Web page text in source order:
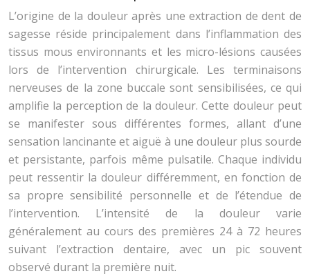
L’origine de la douleur après une extraction de dent de
sagesse réside principalement dans l’inflammation des
tissus mous environnants et les micro-lésions causées
lors de l’intervention chirurgicale. Les terminaisons
nerveuses de la zone buccale sont sensibilisées, ce qui
amplifie la perception de la douleur. Cette douleur peut
se manifester sous différentes formes, allant d’une
sensation lancinante et aiguë à une douleur plus sourde
et persistante, parfois même pulsatile. Chaque individu
peut ressentir la douleur différemment, en fonction de
sa propre sensibilité personnelle et de l’étendue de
l’intervention. L’intensité de la douleur varie
généralement au cours des premières 24 à 72 heures
suivant l’extraction dentaire, avec un pic souvent
observé durant la première nuit.